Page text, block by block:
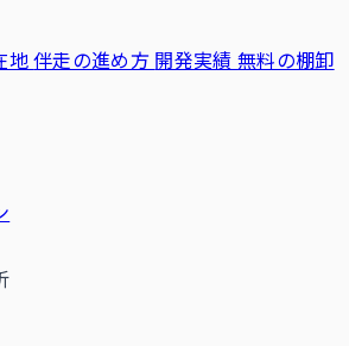
地伴走の進め方 開発実績無料の棚卸